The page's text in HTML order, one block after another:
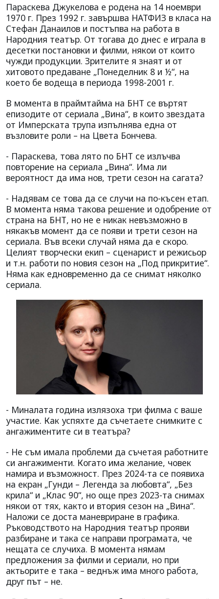
Параскева Джукелова е родена на 14 ноември
1970 г. През 1992 г. завършва НАТФИЗ в класа на
Стефан Данаилов и постъпва на работа в
Народния театър. От тогава до днес е играла в
десетки постановки и филми, някои от които
чужди продукции. Зрителите я знаят и от
хитовото предаване „Понеделник 8 и ½“, на
което бе водеща в периода 1998-2001 г.
В момента в праймтайма на БНТ се въртят
епизодите от сериала „Вина“, в които звездата
от Имперската трупа изпълнява една от
възловите роли – на Цвета Бончева.
- Параскева, това лято по БНТ се излъчва
повторение на сериала „Вина“. Има ли
вероятност да има нов, трети сезон на сагата?
- Надявам се това да се случи на по-късен етап.
В момента няма такова решение и одобрение от
страна на БНТ, но не е никак невъзможно в
някакъв момент да се появи и трети сезон на
сериала. Във всеки случай няма да е скоро.
Целият творчески екип – сценарист и режисьор
и т.н. работи по новия сезон на „Под прикритие“.
Няма как едновременно да се снимат няколко
сериала.
- Миналата година излязоха три филма с ваше
участие. Как успяхте да съчетаете снимките с
ангажиментите си в театъра?
- Не съм имала проблеми да съчетая работните
си ангажименти. Когато има желание, човек
намира и възможност. През 2024-та се появиха
на екран „Гунди – Легенда за любовта“, „Без
крила“ и „Клас 90“, но още през 2023-та снимах
някои от тях, както и втория сезон на „Вина“.
Наложи се доста маневриране в графика.
Ръководството на Народния театър прояви
разбиране и така се направи програмата, че
нещата се случиха. В момента нямам
предложения за филми и сериали, но при
актьорите е така – веднъж има много работа,
друг път – не.